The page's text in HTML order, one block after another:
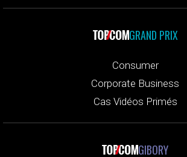
GRAND PRIX
Consumer
Corporate Business
Cas Vidéos Primés
GIBORY